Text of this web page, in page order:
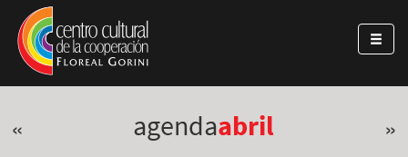
Pasar al contenido principal
Jump to main content
« agendaabril »